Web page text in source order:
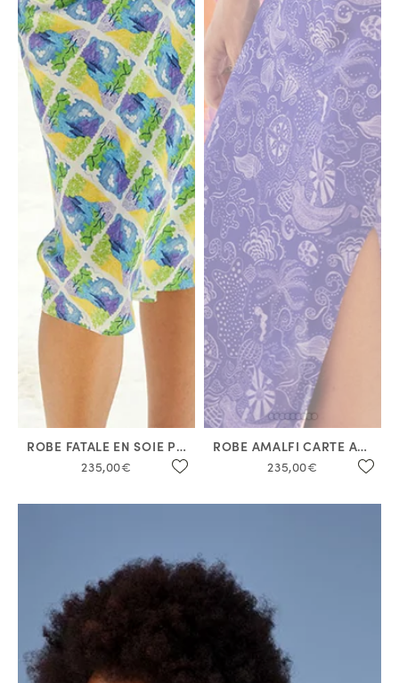
ROBE FATALE EN SOIE POSITANO
235,00€
ROBE AMALFI CARTE AUX TRÉSORS
235,00€